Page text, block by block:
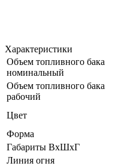
Характеристики
Объем топливного бака
номинальный
Объем топливного бака
рабочий
Цвет
Форма
Габариты ВхШхГ
Линия огня